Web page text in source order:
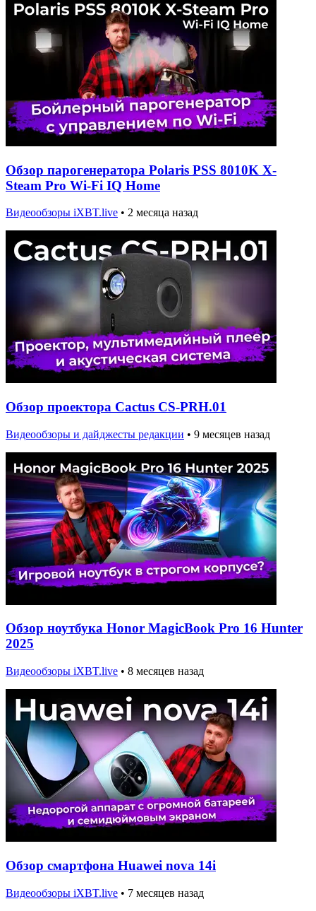
Обзор парогенератора Polaris PSS 8010K X-
Steam Pro Wi-Fi IQ Home
Видеообзоры iXBT.live • 2 месяца назад
Обзор проектора Cactus CS-PRH.01
Видеообзоры и дайджесты редакции • 9 месяцев назад
Обзор ноутбука Honor MagicBook Pro 16 Hunter
2025
Видеообзоры iXBT.live • 8 месяцев назад
Обзор смартфона Huawei nova 14i
Видеообзоры iXBT.live • 7 месяцев назад